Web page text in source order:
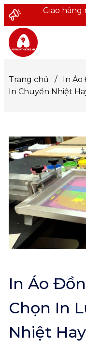
Giao hàng
Trang chủ /
In Áo
In Chuyển Nhiệt
In Áo
Chọn In
Nhiệt